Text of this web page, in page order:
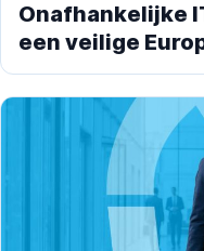
Onafhankelijke
een veilige